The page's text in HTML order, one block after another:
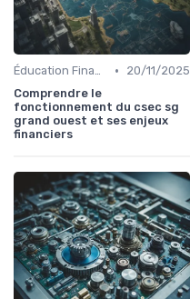
Éducation Financière •
20/11/2025
Comprendre le
fonctionnement du csec sg
grand ouest et ses enjeux
financiers